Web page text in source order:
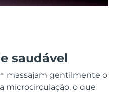
saudável
TM
massajam gentilmente o
microcirculação, o que